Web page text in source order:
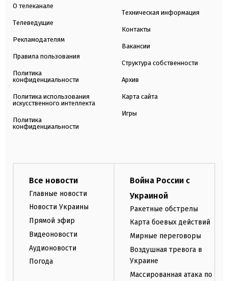
О телеканале
Телеведущие
Рекламодателям
Правила пользования
Политика
конфиденциальности
Политика использования
искусственного интеллекта
Политика
конфиденциальности
Техническая информация
Контакты
Вакансии
Структура собственности
Архив
Карта сайта
Игры
Все новости
Главные новости
Новости Украины
Прямой эфир
Видеоновости
Аудионовости
Погода
Война России с
Украиной
Ракетные обстрелы
Карта боевых действий
Мирные переговоры
Воздушная тревога в
Украине
Массированная атака по